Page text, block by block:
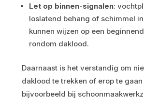
Let op binnen-signalen:
loslatend behang of schimmel
kunnen wijzen op een
rondom daklood.
Daarnaast is het verstandig om
daklood te trekken of erop te gaan
bijvoorbeeld bij